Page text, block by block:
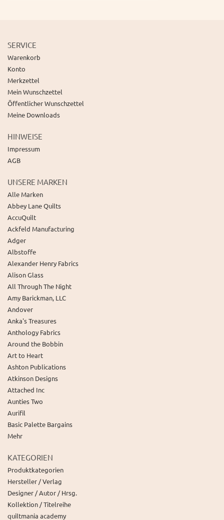
SERVICE
Warenkorb
Konto
Merkzettel
Mein Wunschzettel
Öffentlicher Wunschzettel
Meine Downloads
HINWEISE
Impressum
AGB
UNSERE MARKEN
Alle Marken
Abbey Lane Quilts
AccuQuilt
Ackfeld Manufacturing
Adger
Albstoffe
Alexander Henry Fabrics
Alison Glass
All Through The Night
Amy Barickman, LLC
Andover
Anka's Treasures
Anthology Fabrics
Around the Bobbin
Art to Heart
Ashton Publications
Atkinson Designs
Attached Inc
Aunties Two
Aurifil
Basic Palette Bargains
Mehr
KATEGORIEN
Produktkategorien
Hersteller / Verlag
Designer / Autor / Hrsg.
Kollektion / Titelreihe
quiltmania academy